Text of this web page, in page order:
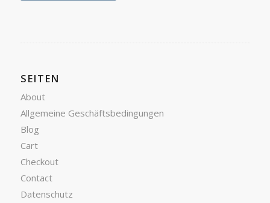
SEITEN
About
Allgemeine Geschäftsbedingungen
Blog
Cart
Checkout
Contact
Datenschutz